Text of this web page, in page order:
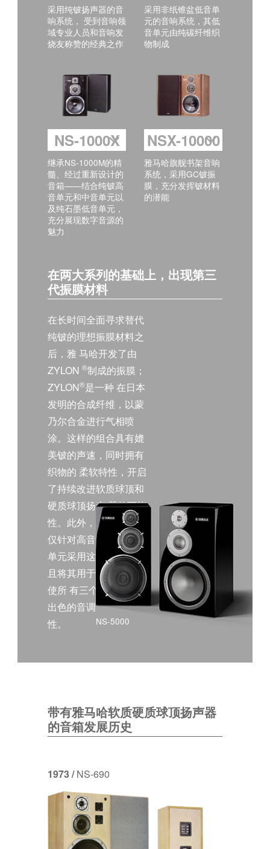
采用纯铍扬声器的音
响系统， 受到音响领
域专业人员和音响发
烧友称赞的经典之作
采用非纸锥盆低音单
元的音响系统，其低
音单元由纯碳纤维织
物制成
NS-1000X
继承NS-1000M的精
髓、经过重新设计的
音箱——结合纯铍高
音单元和中音单元以
及纯石墨低音单元，
充分展现数字音源的
魅力
NSX-10000
雅马哈旗舰书架音响
系统，采用GC铍振
膜，充分发挥铍材料
的潜能
在两大系列的基础上，出现第三
代振膜材料
在长时间全面寻求替代
纯铍的理想振膜材料之
后，雅 马哈开发了由
ZYLON ®制成的振膜；
ZYLON®是一种 在日本
发明的合成纤维，以蒙
乃尔合金进行气相喷
涂。这样的组合具有媲
美铍的声速，同时拥有
织物的 柔软特性，开启
了持续改进软质球顶和
硬质球顶扬声 器的可能
性。此外， NS-5000不
仅针对高音单元和中 音
单元采用这种材料，而
且将其用于低音单元，
使所 有三个扬声器实现
出色的音调特征一致
性。
NS-5000
带有雅马哈软质硬质球顶扬声器
的音箱发展历史
1973 /NS-690